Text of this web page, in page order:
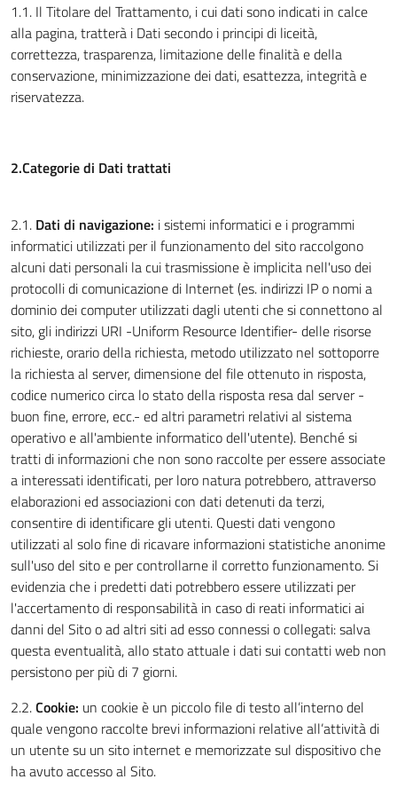
1.1. Il Titolare del Trattamento, i cui dati sono indicati in calce
alla pagina, tratterà i Dati secondo i principi di liceità,
correttezza, trasparenza, limitazione delle finalità e della
conservazione, minimizzazione dei dati, esattezza, integrità e
riservatezza.
2.Categorie di Dati trattati
2.1. Dati di navigazione: i sistemi informatici e i programmi
informatici utilizzati per il funzionamento del sito raccolgono
alcuni dati personali la cui trasmissione è implicita nell'uso dei
protocolli di comunicazione di Internet (es. indirizzi IP o nomi a
dominio dei computer utilizzati dagli utenti che si connettono al
sito, gli indirizzi URI -Uniform Resource Identifier- delle risorse
richieste, orario della richiesta, metodo utilizzato nel sottoporre
la richiesta al server, dimensione del file ottenuto in risposta,
codice numerico circa lo stato della risposta resa dal server -
buon fine, errore, ecc.- ed altri parametri relativi al sistema
operativo e all'ambiente informatico dell'utente). Benché si
tratti di informazioni che non sono raccolte per essere associate
a interessati identificati, per loro natura potrebbero, attraverso
elaborazioni ed associazioni con dati detenuti da terzi,
consentire di identificare gli utenti. Questi dati vengono
utilizzati al solo fine di ricavare informazioni statistiche anonime
sull'uso del sito e per controllarne il corretto funzionamento. Si
evidenzia che i predetti dati potrebbero essere utilizzati per
l'accertamento di responsabilità in caso di reati informatici ai
danni del Sito o ad altri siti ad esso connessi o collegati: salva
questa eventualità, allo stato attuale i dati sui contatti web non
persistono per più di 7 giorni.
2.2.Cookie: un cookie è un piccolo file di testo all’interno del
quale vengono raccolte brevi informazioni relative all’attività di
un utente su un sito internet e memorizzate sul dispositivo che
ha avuto accesso al Sito.